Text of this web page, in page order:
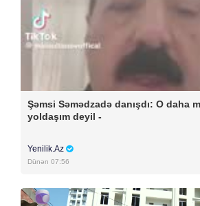
Şəmsi Səmədzadə danışdı: O daha
yoldaşım deyil -
Yenilik.Az
Dünən 07:56